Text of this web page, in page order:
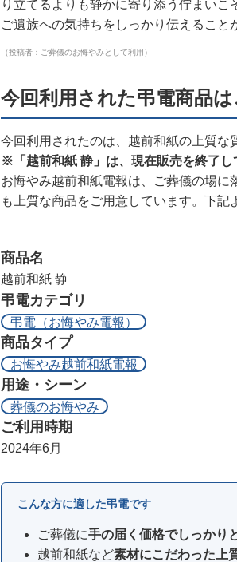
り立てるよりも静かに寄り添う佇まい
ご遺族への気持ちをしっかり伝えること
（投稿者：ご葬儀のお悔やみとして利用）
今回利用された弔電商品
今回利用されたのは、越前和紙の上質
※「越前和紙 静」は、現在販売を終了し
お悔やみ越前和紙電報は、ご葬儀の場
も上質な商品をご用意しています。下記
商品名
越前和紙 静
弔電カテゴリ
弔電（お悔やみ電報）
商品タイプ
お悔やみ越前和紙電報
用途・シーン
葬儀のお悔やみ
ご利用時期
2024年6月
こんな方に適した弔電です
ご葬儀に手の届く価格でしっかり
越前和紙など素材にこだわった上